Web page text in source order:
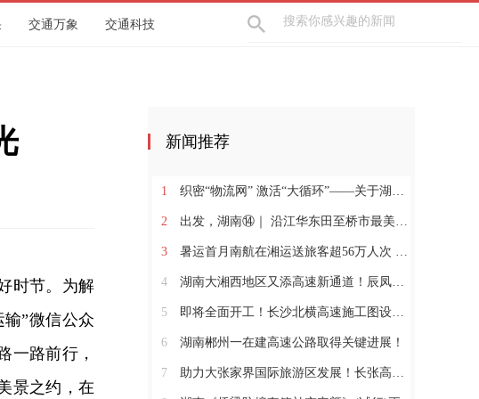
交通万象 交通科技
时节。为解
”微信公众
一路前行，
景之约，在
新闻推荐
1 织密“物流网” 激活“大循环”——关于湖南物流网建设情况的调研报告
2 出发，湖南⑭｜ 沿江华东田至桥市最美公路，邂逅山野诗意之行
3 暑运首月南航在湘运送旅客超56万人次 多条航线客座率超90%
4 湖南大湘西地区又添高速新通道！辰凤高速项目前期工作再提速
5 即将全面开工！长沙北横高速施工图设计通过审查
6 湖南郴州一在建高速公路取得关键进展！
7 助力大张家界国际旅游区发展！长张高速清水湖服务区正式亮相